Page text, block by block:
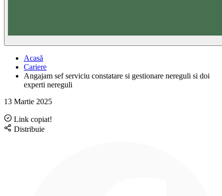
Acasă
Cariere
Angajam sef serviciu constatare si gestionare nereguli si doi
experti nereguli
13 Martie 2025
Link copiat!
Distribuie